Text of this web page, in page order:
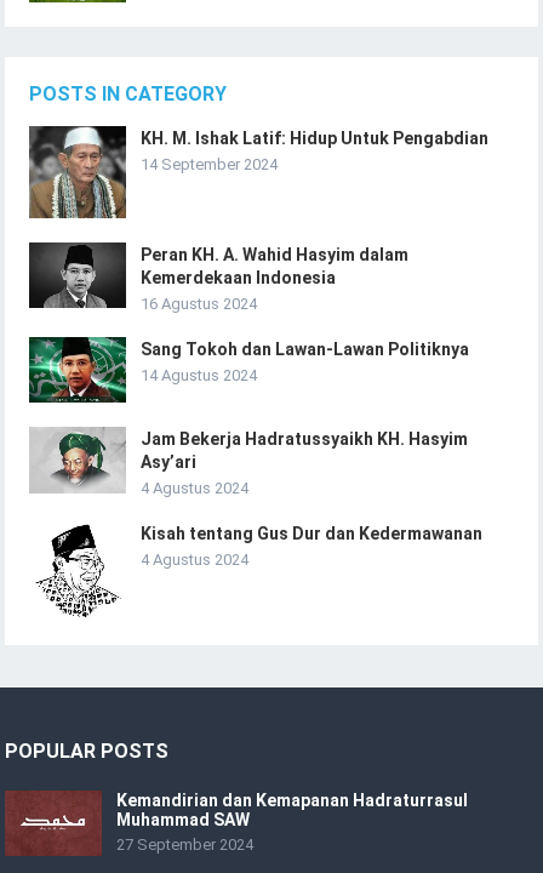
POSTS IN CATEGORY
KH. M. Ishak Latif: Hidup Untuk Pengabdian
14 September 2024
Peran KH. A. Wahid Hasyim dalam
Kemerdekaan Indonesia
16 Agustus 2024
Sang Tokoh dan Lawan-Lawan Politiknya
14 Agustus 2024
Jam Bekerja Hadratussyaikh KH. Hasyim
Asy’ari
4 Agustus 2024
Kisah tentang Gus Dur dan Kedermawanan
4 Agustus 2024
POPULAR POSTS
Kemandirian dan Kemapanan Hadraturrasul
Muhammad SAW
27 September 2024